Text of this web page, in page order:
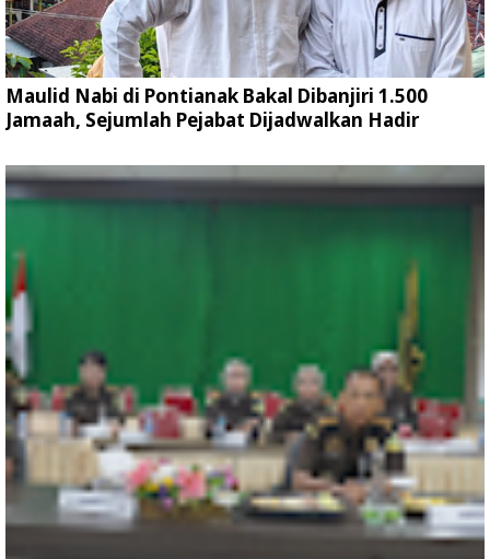
Maulid Nabi di Pontianak Bakal Dibanjiri 1.500
Jamaah, Sejumlah Pejabat Dijadwalkan Hadir